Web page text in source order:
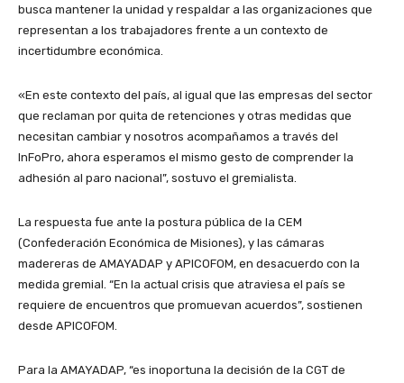
busca mantener la unidad y respaldar a las organizaciones que
representan a los trabajadores frente a un contexto de
incertidumbre económica.
«En este contexto del país, al igual que las empresas del sector
que reclaman por quita de retenciones y otras medidas que
necesitan cambiar y nosotros acompañamos a través del
InFoPro, ahora esperamos el mismo gesto de comprender la
adhesión al paro nacional”, sostuvo el gremialista.
La respuesta fue ante la postura pública de la CEM
(Confederación Económica de Misiones), y las cámaras
madereras de AMAYADAP y APICOFOM, en desacuerdo con la
medida gremial. “En la actual crisis que atraviesa el país se
requiere de encuentros que promuevan acuerdos”, sostienen
desde APICOFOM.
Para la AMAYADAP, “es inoportuna la decisión de la CGT de